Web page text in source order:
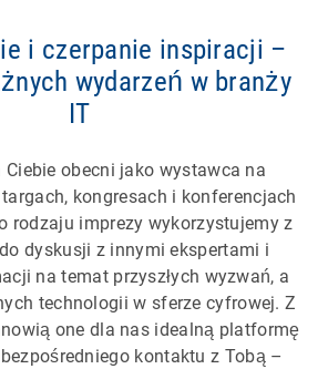
i czerpanie inspiracji –
wydarzeń w branży
IT
obecni jako wystawca na
kongresach i konferencjach
rodzaju imprezy wykorzystujemy z
dyskusji z innymi ekspertami i
na temat przyszłych wyzwań, a
technologii w sferze cyfrowej. Z
one dla nas idealną platformę
kontaktu z Tobą –